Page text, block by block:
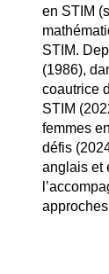
en STIM
STIM.
(1986),
coautrice
STIM
femmes
défis
anglais et